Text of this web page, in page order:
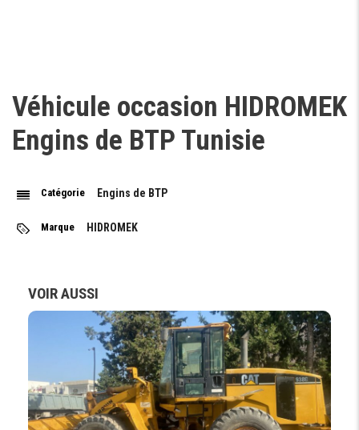
Véhicule occasion HIDROMEK
Engins de BTP Tunisie
Catégorie Engins de BTP
Marque HIDROMEK
VOIR AUSSI